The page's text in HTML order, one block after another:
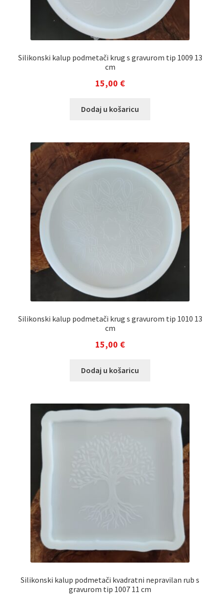
Silikonski kalup podmetači krug s gravurom tip 1009 13
cm
15,00 €
Dodaj u košaricu
Silikonski kalup podmetači krug s gravurom tip 1010 13
cm
15,00 €
Dodaj u košaricu
Silikonski kalup podmetači kvadratni nepravilan rub s
gravurom tip 1007 11 cm